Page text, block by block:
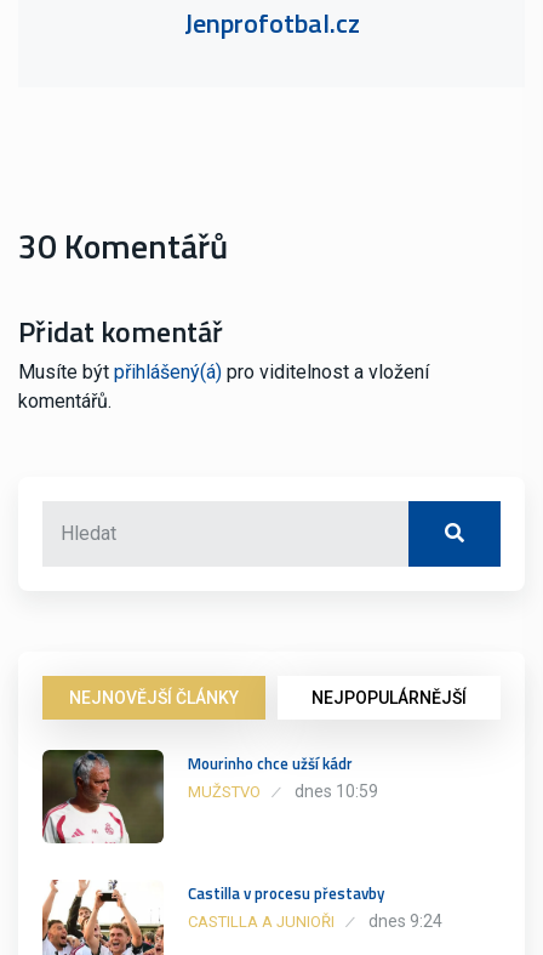
Jenprofotbal.cz
30 Komentářů
Přidat komentář
Musíte být přihlášený(á) pro viditelnost a vložení
komentářů.
NEJNOVĚJŠÍ ČLÁNKY NEJPOPULÁRNĚJŠÍ
Mourinho chce užší kádr
MUŽSTVO dnes 10:59
Castilla v procesu přestavby
CASTILLA A JUNIOŘI dnes 9:24